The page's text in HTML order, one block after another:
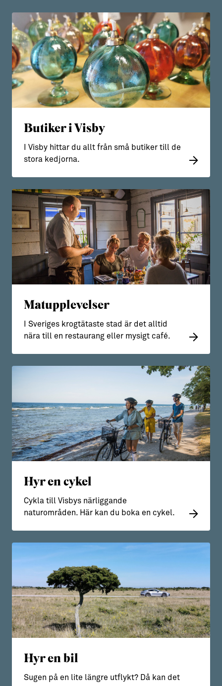
Butiker i Visby
I Visby hittar du allt från små butiker till de
stora kedjorna.
Matupplevelser
I Sveriges krogtätaste stad är det alltid
nära till en restaurang eller mysigt café.
Hyr en cykel
Cykla till Visbys närliggande
naturområden. Här kan du boka en cykel.
Hyr en bil
Sugen på en lite längre utflykt? Då kan det